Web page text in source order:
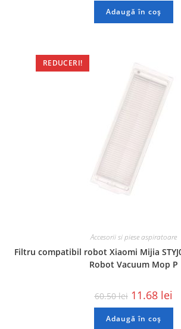
Adaugă în coș
REDUCERI!
Accesorii si piese aspiratoare
Filtru compatibil robot Xiaomi Mijia
Robot Vacuum Mop P
60.50lei 11.68 lei
Adaugă în coș